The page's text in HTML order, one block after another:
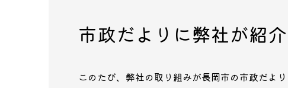
市政だよりに弊社が紹
このたび、弊社の取り組みが長岡市の市政だより